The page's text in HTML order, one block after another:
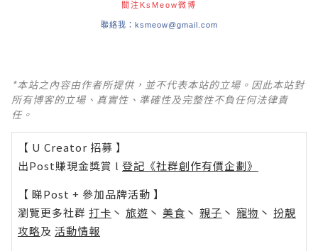
關注KsMeow微博
聯絡我：ksmeow@gmail.com
*本站之內容由作者所提供，並不代表本站的立場。因此本站對
所有博客的立場、真實性、準確性及完整性不負任何法律責
任。
【 U Creator 招募 】
出Post賺現金獎賞 l 登記《社群創作有價企劃》
【 睇Post + 參加品牌活動 】
瀏覽更多社群 打卡 丶 旅遊 丶 美食 丶 親子 丶 寵物 丶 扮靚
攻略及 活動情報